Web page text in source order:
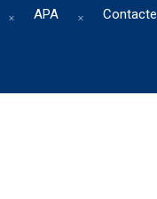
APA Contacte